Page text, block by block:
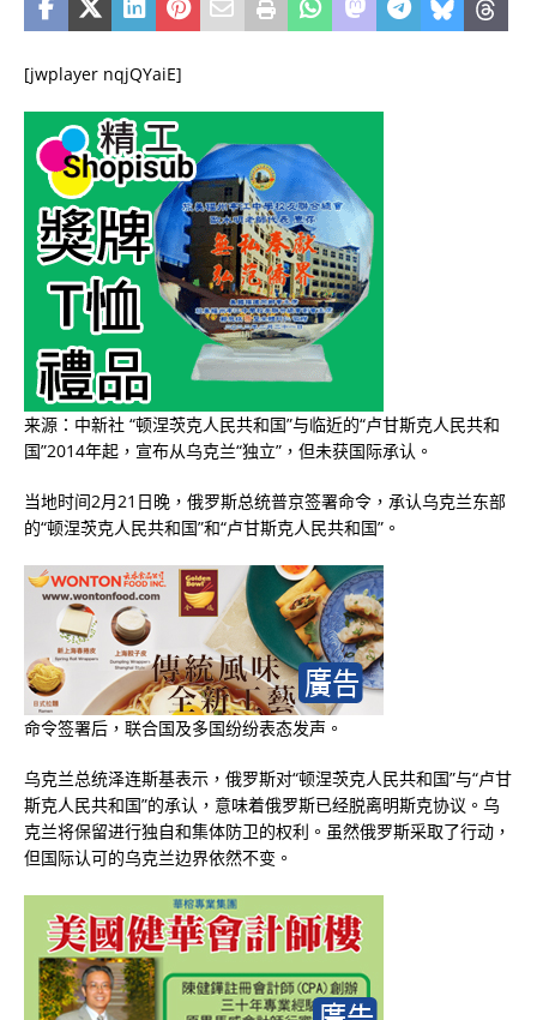
[jwplayer nqjQYaiE]
来源：中新社 “顿涅茨克人民共和国”与临近的“卢甘斯克人民共和
国”2014年起，宣布从乌克兰“独立”，但未获国际承认。
当地时间2月21日晚，俄罗斯总统普京签署命令，承认乌克兰东部
的“顿涅茨克人民共和国”和“卢甘斯克人民共和国”。
命令签署后，联合国及多国纷纷表态发声。
乌克兰总统泽连斯基表示，俄罗斯对“顿涅茨克人民共和国”与“卢甘
斯克人民共和国”的承认，意味着俄罗斯已经脱离明斯克协议。乌
克兰将保留进行独自和集体防卫的权利。虽然俄罗斯采取了行动，
但国际认可的乌克兰边界依然不变。